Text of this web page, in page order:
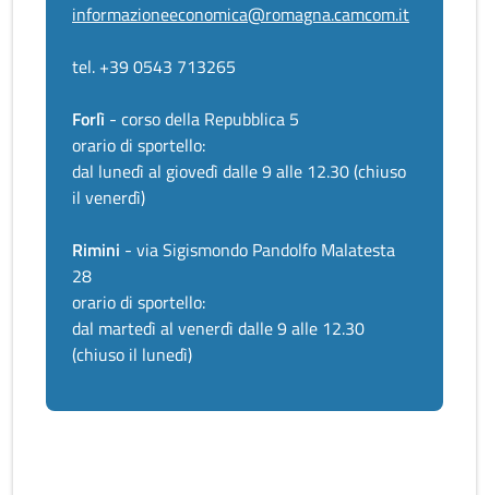
informazioneeconomica@romagna.camcom.it
tel. +39 0543 713265
Forlì - corso della Repubblica 5
orario di sportello:
dal lunedì al giovedì dalle 9 alle 12.30 (chiuso
il venerdì)
Rimini - via Sigismondo Pandolfo Malatesta
28
orario di sportello:
dal martedì al venerdì dalle 9 alle 12.30
(chiuso il lunedì)